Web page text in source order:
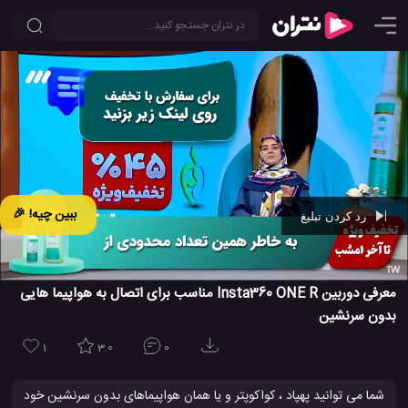
ببین چیه! 🎉 رد کردن تبلیغ
00:41
معرفی دوربین Insta360 ONE R مناسب برای اتصال به هواپیما هایی
بدون سرنشین
1 3.0 0
شما می توانید پهپاد ، کواکوپتر و یا همان هواپیماهای بدون سرنشین خود